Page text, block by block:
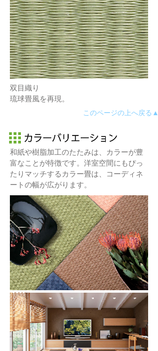
双目織り
琉球畳風を再現。
このページの上へ戻る▲
和紙や樹脂加工のたたみは、カラーが豊
富なことが特徴です。洋室空間にもぴっ
たりマッチするカラー畳は、コーディネ
ートの幅が広がります。